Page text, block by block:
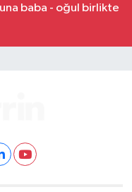
baba - oğul birlikte